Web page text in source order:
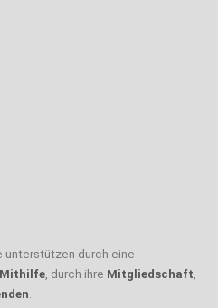
unterstützen durch eine
, durch ihre Mitgliedschaft,
.